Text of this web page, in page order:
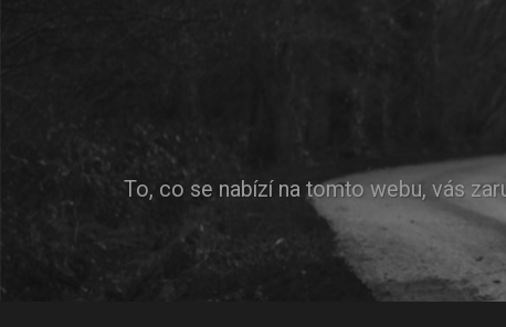
To, co se nabízí na tomto webu, vás